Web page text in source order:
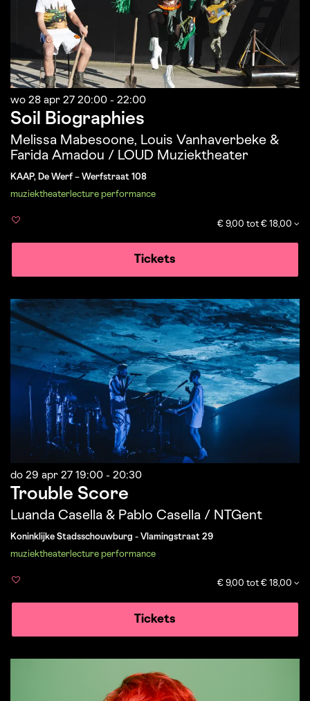
Soil Biographies
Melissa Mabesoone, Louis Vanhaverbeke &
Farida Amadou / LOUD Muziektheater
wo 28 apr 27 20:00 - 22:00
KAAP, De Werf – Werfstraat 108
muziektheater lecture performance
€ 9,00 tot € 18,00
Tickets
Trouble Score
Luanda Casella & Pablo Casella / NTGent
do 29 apr 27 19:00 - 20:30
Koninklijke Stadsschouwburg - Vlamingstraat 29
muziektheater lecture performance
€ 9,00 tot € 18,00
Tickets